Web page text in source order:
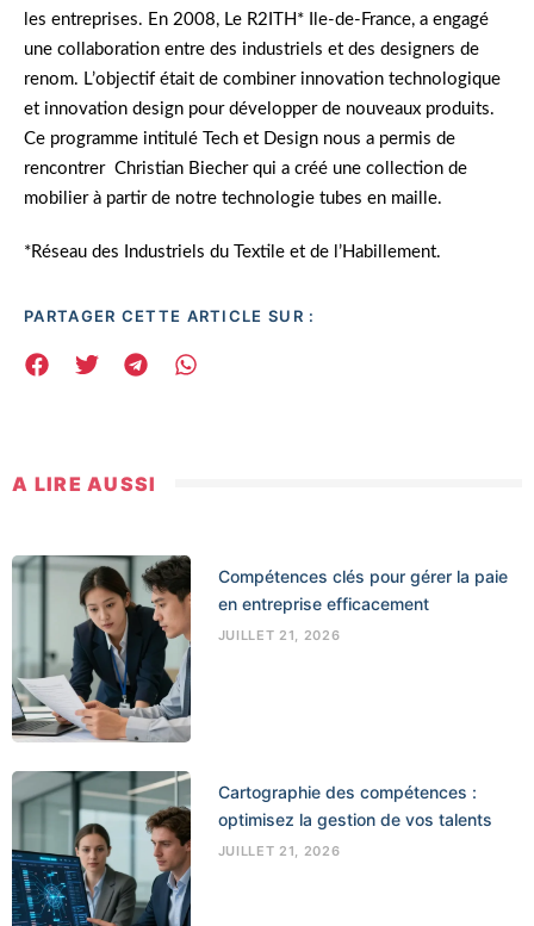
les entreprises. En 2008, Le R2ITH* Ile-de-France, a engagé
une collaboration entre des industriels et des designers de
renom. L’objectif était de combiner innovation technologique
et innovation design pour développer de nouveaux produits.
Ce programme intitulé Tech et Design nous a permis de
rencontrer Christian Biecher qui a créé une collection de
mobilier à partir de notre technologie tubes en maille.
*Réseau des Industriels du Textile et de l’Habillement.
PARTAGER CETTE ARTICLE SUR :
A LIRE AUSSI
Compétences clés pour gérer la paie
en entreprise efficacement
JUILLET 21, 2026
Cartographie des compétences :
optimisez la gestion de vos talents
JUILLET 21, 2026